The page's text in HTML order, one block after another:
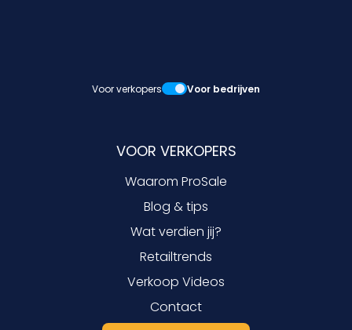
Voor verkopers Voor bedrijven
VOOR VERKOPERS
Waarom ProSale
Blog & tips
Wat verdien jij?
Retailtrends
Verkoop Videos
Contact